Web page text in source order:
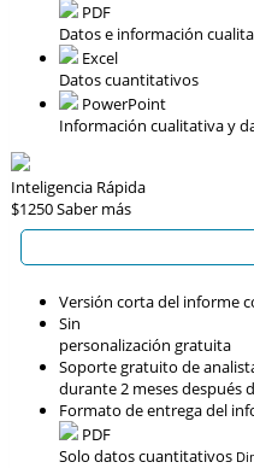
PDF
Datos e información
Excel
Datos cuantitativos
PowerPoint
Información cualitativa y
Inteligencia Rápida
$1250Saber más
Versión corta del informe
Sin
personalización gratuita
Soporte gratuito de
durante 2 meses después
Formato de entrega del
PDF
Solo datos cuantitativos